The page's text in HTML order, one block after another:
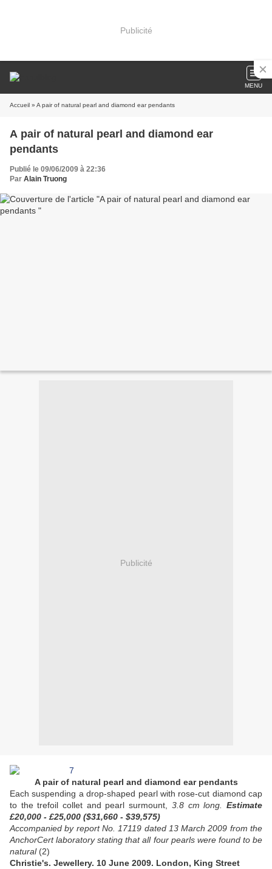
Publicité
MENU
Accueil » A pair of natural pearl and diamond ear pendants
A pair of natural pearl and diamond ear
pendants
Publié le 09/06/2009 à 22:36
Par Alain Truong
Publicité
A pair of natural pearl and diamond ear pendants
Each suspending a drop-shaped pearl with rose-cut diamond cap
to the trefoil collet and pearl surmount, 3.8 cm long.Estimate
£20,000 - £25,000 ($31,660 - $39,575)
Accompanied by report No. 17119 dated 13 March 2009 from the
AnchorCert laboratory stating that all four pearls were found to be
natural(2)
Christie's. Jewellery. 10 June 2009. London, King Street